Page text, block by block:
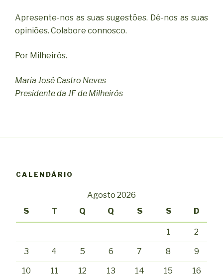
Apresente-nos as suas sugestões. Dê-nos as suas
opiniões. Colabore connosco.
Por Milheirós.
Maria José Castro Neves
Presidente da JF de Milheirós
CALENDÁRIO
Agosto 2026
S
T Q Q S S D
1 2
3 4 5 6 7 8 9
10 11 12 13 14 15 16